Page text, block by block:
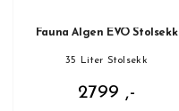
Fauna Älgen EVO Stolsekk
35 Liter Stolsekk
2799 ,-